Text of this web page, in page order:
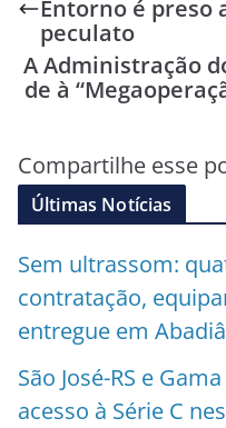
Entorno é preso
peculato
A Administração
de à
Compartilhe esse
Últimas Notícias
Sem ultrassom:
contratação,
entregue em
São José-RS e
acesso à Série C